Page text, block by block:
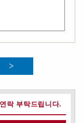
락 부탁드립니다.